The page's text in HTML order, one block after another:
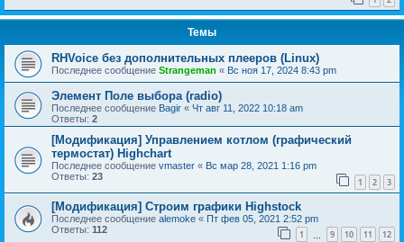
Темы
RHVoice без дополнительных плееров (Linux)
Последнее сообщение Strangeman « Вс ноя 17, 2024 8:43 pm
Элемент Поле выбора (radio)
Последнее сообщение Bagir « Чт авг 11, 2022 10:18 am
Ответы: 2
[Модификация] Управлением котлом (графический
термостат) Highchart
Последнее сообщение vmaster « Вс мар 28, 2021 1:16 pm
Ответы: 23 1 2 3
[Модификация] Строим графики Highstock
Последнее сообщение alemoke « Пт фев 05, 2021 2:52 pm
Ответы: 112 1 9 10 11 12